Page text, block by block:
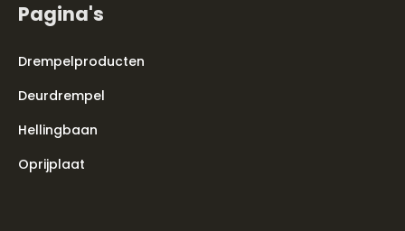
Pagina's
Drempelproducten
Deurdrempel
Hellingbaan
Oprijplaat